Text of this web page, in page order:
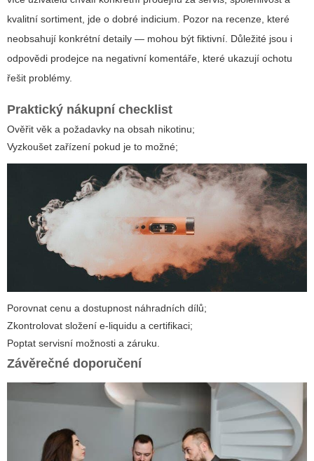
kvalitní sortiment, jde o dobré indicium. Pozor na recenze, které
neobsahují konkrétní detaily — mohou být fiktivní. Důležité jsou i
odpovědi prodejce na negativní komentáře, které ukazují ochotu
řešit problémy.
Praktický nákupní checklist
Ověřit věk a požadavky na obsah nikotinu;
Vyzkoušet zařízení pokud je to možné;
Porovnat cenu a dostupnost náhradních dílů;
Zkontrolovat složení e-liquidu a certifikaci;
Poptat servisní možnosti a záruku.
Závěrečné doporučení